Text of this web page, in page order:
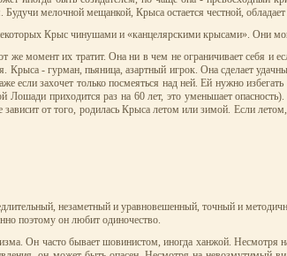
Будучи мелочной мещанкой, Крыса остается честной,
Крыс чинушами и «канцелярскими крысами». Они
момент их тратит. Она ни в чем не ограничивает себя и
- гурман, пьяница, азартный игрок. Она сделает
если захочет только посмеяться над ней. Ей нужно
приходится раз на 60 лет, это уменьшает
зависит от того, родилась Крыса летом или зимой. Если
незаметный и уравновешенный, точный и
поэтому он любит одиночество.
Он часто бывает шовинистом, иногда ханжой.